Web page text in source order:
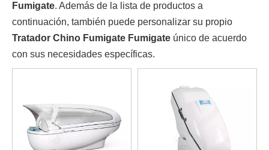
Fumigate. Además de la lista de productos a
continuación, también puede personalizar su propio
Tratador Chino Fumigate Fumigate único de acuerdo
con sus necesidades específicas.